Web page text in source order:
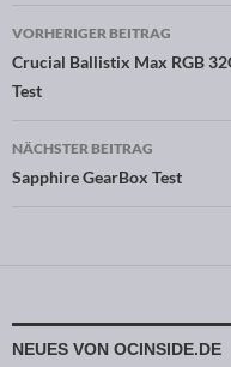
VORHERIGER BEITRAG
Crucial Ballistix Max RGB
Test
NÄCHSTER BEITRAG
Sapphire GearBox Test
NEUES VON OCINSIDE.DE